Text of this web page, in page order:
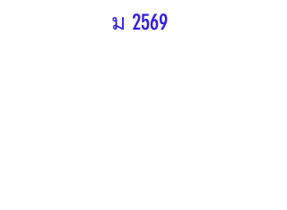
ม 2569